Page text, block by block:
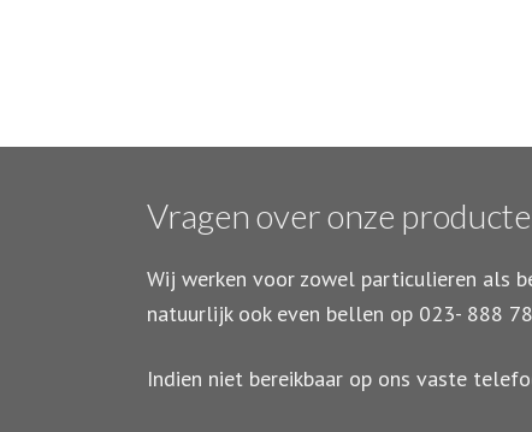
Vragen over onze
Wij werken voor zowel particulieren als
natuurlijk ook even bellen op 023- 888
Indien niet bereikbaar op ons vaste